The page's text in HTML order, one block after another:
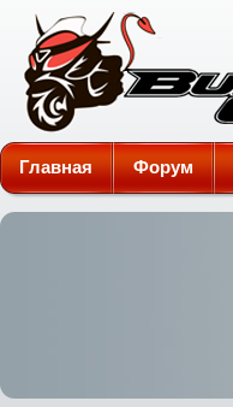
Burgman-Club
Главная Форум